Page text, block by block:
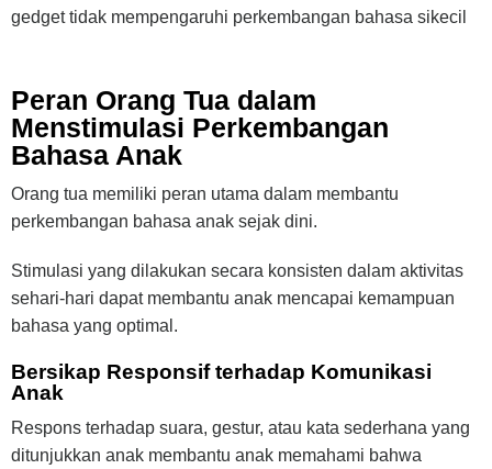
gedget tidak mempengaruhi perkembangan bahasa sikecil
Peran Orang Tua dalam
Menstimulasi Perkembangan
Bahasa Anak
Orang tua memiliki peran utama dalam membantu
perkembangan bahasa anak sejak dini.
Stimulasi yang dilakukan secara konsisten dalam aktivitas
sehari-hari dapat membantu anak mencapai kemampuan
bahasa yang optimal.
Bersikap Responsif terhadap Komunikasi
Anak
Respons terhadap suara, gestur, atau kata sederhana yang
ditunjukkan anak membantu anak memahami bahwa